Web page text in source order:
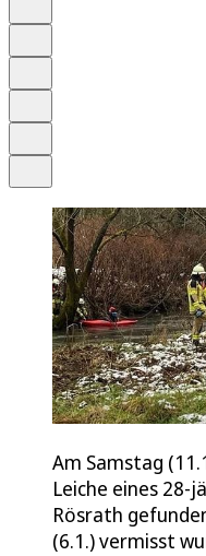
Am Samstag
Leiche eines 28-
Rösrath
(6.1.) vermisst